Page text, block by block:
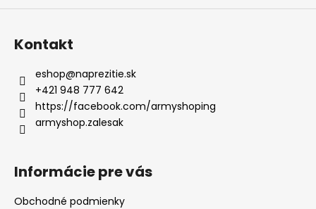
Kontakt
eshop@naprezitie.sk
+421 948 777 642
https://facebook.com/armyshoping
armyshop.zalesak
Informácie pre vás
Obchodné podmienky